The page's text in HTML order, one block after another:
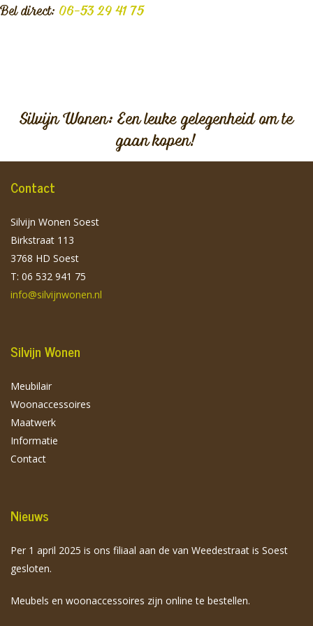
Bel direct: 06-53 29 41 75
Silvijn Wonen: Een leuke gelegenheid om te
gaan kopen!
Contact
Silvijn Wonen Soest
Birkstraat 113
3768 HD Soest
T: 06 532 941 75
info@silvijnwonen.nl
Silvijn Wonen
Meubilair
Woonaccessoires
Maatwerk
Informatie
Contact
Nieuws
Per 1 april 2025 is ons filiaal aan de van Weedestraat is Soest
gesloten.
Meubels en woonaccessoires zijn online te bestellen.